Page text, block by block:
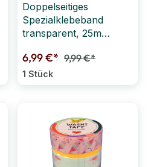
Doppelseitiges
Spezialklebeband
transparent, 25m
6,99 €* 9,99 €*
1 Stück